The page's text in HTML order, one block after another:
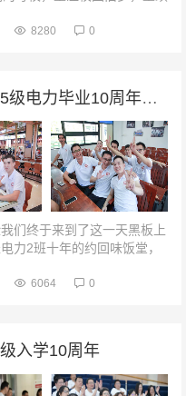
8280 0
十年耕耘，与你同行 | 广工05级电力毕业10周年聚会！
们终于来到了这一天黑板上
力2班十年的约回味饭堂，
6064 0
入学10周年